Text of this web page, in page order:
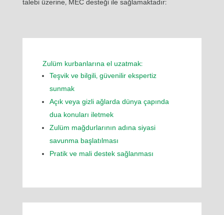
talebi üzerine, MEC desteği ile sağlamaktadır:
Zulüm kurbanlarına el uzatmak:
Teşvik ve bilgili, güvenilir ekspertiz
sunmak
Açık veya gizli ağlarda dünya çapında
dua konuları iletmek
Zulüm mağdurlarının adına siyasi
savunma başlatılması
Pratik ve mali destek sağlanması